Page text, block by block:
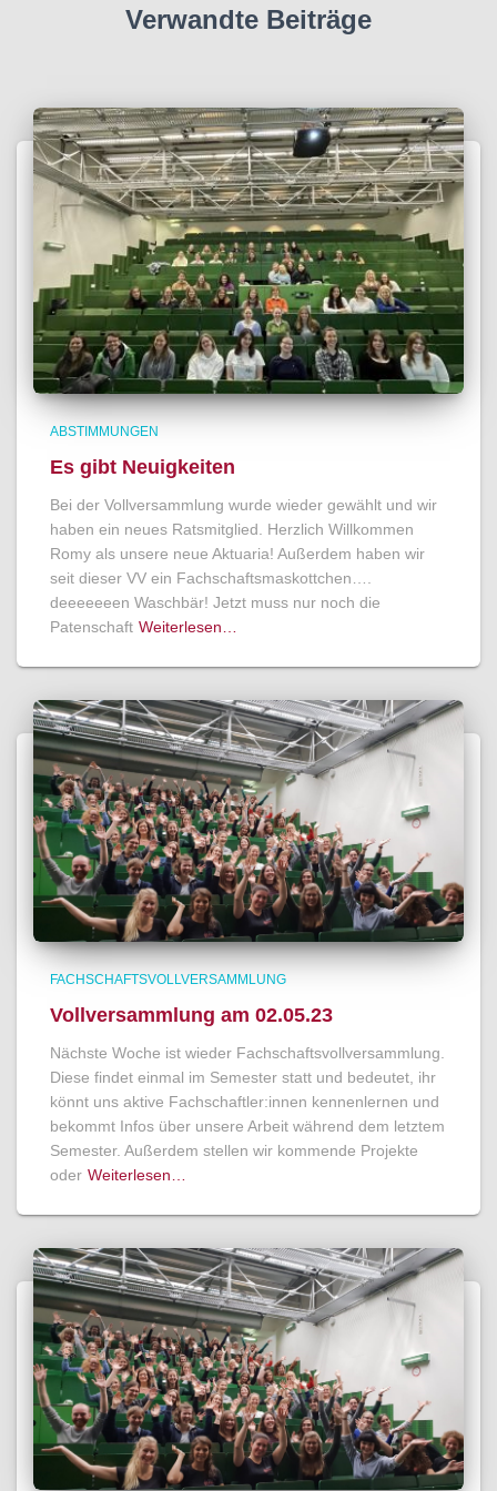
Verwandte Beiträge
ABSTIMMUNGEN
Es gibt Neuigkeiten
Bei der Vollversammlung wurde wieder gewählt und wir
haben ein neues Ratsmitglied. Herzlich Willkommen
Romy als unsere neue Aktuaria! Außerdem haben wir
seit dieser VV ein Fachschaftsmaskottchen….
deeeeeeen Waschbär! Jetzt muss nur noch die
Patenschaft Weiterlesen…
FACHSCHAFTSVOLLVERSAMMLUNG
Vollversammlung am 02.05.23
Nächste Woche ist wieder Fachschaftsvollversammlung.
Diese findet einmal im Semester statt und bedeutet, ihr
könnt uns aktive Fachschaftler:innen kennenlernen und
bekommt Infos über unsere Arbeit während dem letztem
Semester. Außerdem stellen wir kommende Projekte
oder Weiterlesen…